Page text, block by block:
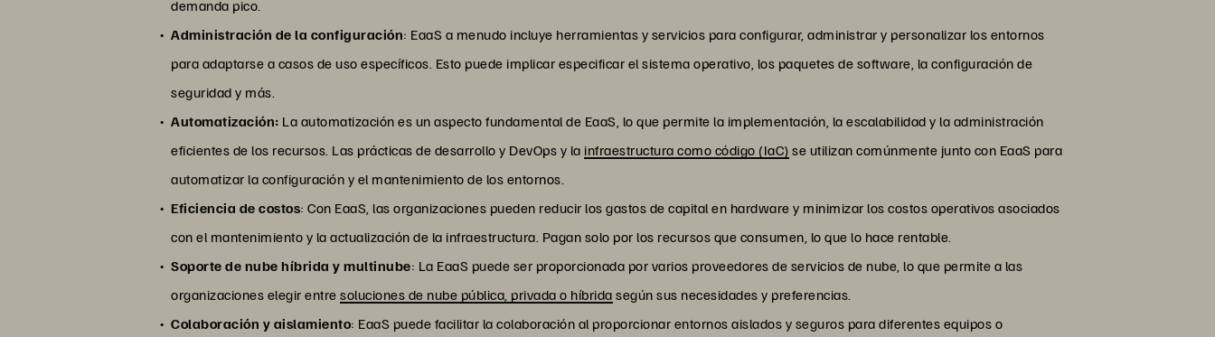
demanda pico.
Administración de la configuración: EaaS a menudo incluye herramientas y servicios para configurar, administrar y personalizar los entornos
para adaptarse a casos de uso específicos. Esto puede implicar especificar el sistema operativo, los paquetes de software, la configuración de
seguridad y más.
Automatización: La automatización es un aspecto fundamental de EaaS, lo que permite la implementación, la escalabilidad y la administración
eficientes de los recursos. Las prácticas de desarrollo y DevOps y la infraestructura como código (IaC) se utilizan comúnmente junto con EaaS para
automatizar la configuración y el mantenimiento de los entornos.
Eficiencia de costos: Con EaaS, las organizaciones pueden reducir los gastos de capital en hardware y minimizar los costos operativos asociados
con el mantenimiento y la actualización de la infraestructura. Pagan solo por los recursos que consumen, lo que lo hace rentable.
Soporte de nube híbrida y multinube: La EaaS puede ser proporcionada por varios proveedores de servicios de nube, lo que permite a las
organizaciones elegir entresoluciones de nube pública, privada o híbrida según sus necesidades y preferencias.
Colaboración y aislamiento: EaaS puede facilitar la colaboración al proporcionar entornos aislados y seguros para diferentes equipos o